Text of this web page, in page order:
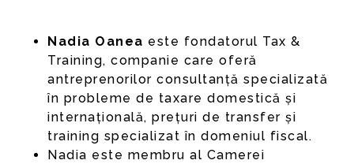
Nadia Oanea este fondatorul Tax &
Training, companie care oferă
antreprenorilor consultanță specializată
în probleme de taxare domestică și
internațională, prețuri de transfer și
training specializat în domeniul fiscal.
Nadia este membru al Camerei